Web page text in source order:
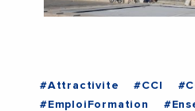
#Attractivite #CCI
#EmploiFormation